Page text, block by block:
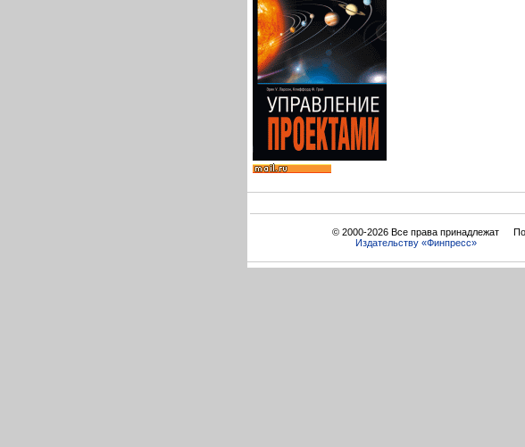
© 2000-2026 Все права принадлежат
Издательству «Финпресс»